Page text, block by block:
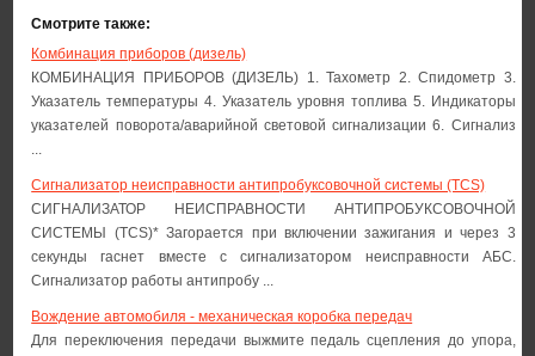
Смотрите также:
Комбинация приборов (дизель)
КОМБИНАЦИЯ ПРИБОРОВ (ДИЗЕЛЬ) 1. Тахометр 2. Спидометр 3.
Указатель температуры 4. Указатель уровня топлива 5. Индикаторы
указателей поворота/аварийной световой сигнализации 6. Сигнализ
...
Сигнализатор неисправности антипробуксовочной системы (TCS)
СИГНАЛИЗАТОР НЕИСПРАВНОСТИ АНТИПРОБУКСОВОЧНОЙ
СИСТЕМЫ (TCS)* Загорается при включении зажигания и через 3
секунды гаснет вместе с сигнализатором неисправности АБС.
Сигнализатор работы антипробу ...
Вождение автомобиля - механическая коробка передач
Для переключения передачи выжмите педаль сцепления до упора,